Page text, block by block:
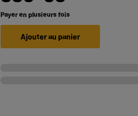
Payer en plusieurs fois
Ajouter au panier